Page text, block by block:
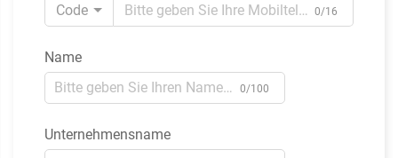
Code
0/16
Name
0/100
Unternehmensname